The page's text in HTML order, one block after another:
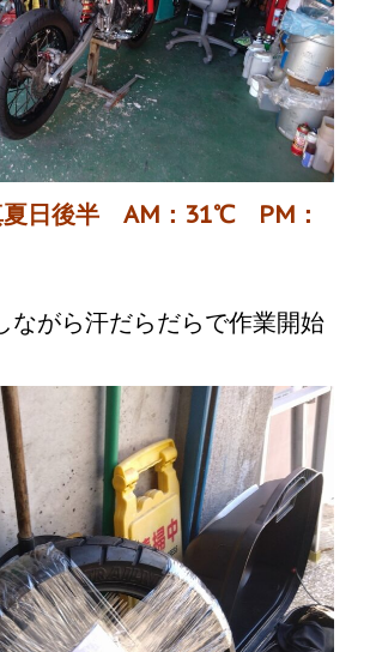
日後半 AM：31℃ PM：
ながら汗だらだらで作業開始